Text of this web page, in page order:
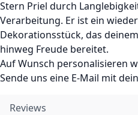
Stern Priel durch
Verarbeitung. Er ist ein
Dekorationsstück, das
hinweg Freude bereitet.
Auf Wunsch personalisieren
Sende uns eine E-Mail mit
Reviews